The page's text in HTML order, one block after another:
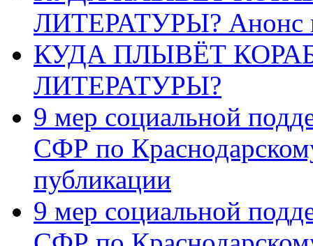
ЛИТЕРАТУРЫ? Анонс
КУДА ПЛЫВЁТ
ЛИТЕРАТУРЫ?
9 мер социальной
СФР по
публикации
9 мер социальной